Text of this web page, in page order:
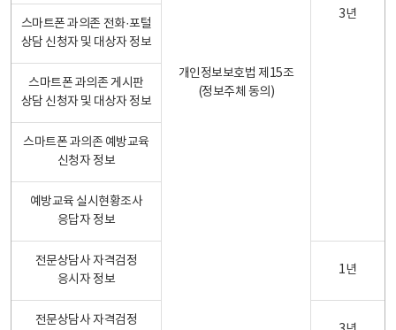
개인정보보호법 제15조
(정보주체 동의)
3년
스마트폰 과의존 전화·포털
상담 신청자 및 대상자 정보
스마트폰 과의존 게시판
상담 신청자 및 대상자 정보
스마트폰 과의존 예방교육
신청자 정보
예방교육 실시현황조사
응답자 정보
전문상담사 자격검정
응시자 정보
1년
전문상담사 자격검정